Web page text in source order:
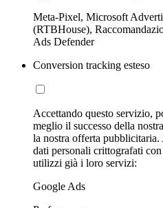
Meta-Pixel, Microsoft
(RTBHouse),
Ads Defender
Conversion tracking esteso
Accettando questo servizio,
meglio il successo della
la nostra offerta
dati personali crittografati
utilizzi già i loro servizi:
Google Ads